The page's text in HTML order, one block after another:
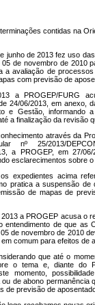
contidas na
junho de 2013 fez uso
de novembro de 2010
a avaliação de
com previsão de
a PROGEP/FURG
24/06/2013, em anexo,
e Gestão, informando
a finalização da revisão
através da
nº 25/2013/
a PROGEP, em 27/
esclarecimentos sobre o
os expedientes acima
pratica a suspensão de
de mapas de
a PROGEP acusa o
entendimento de que as
de novembro de 2010
comum para efeitos de
que até o
o tema e, diante do
momento,
de abono permanência
de previsão de